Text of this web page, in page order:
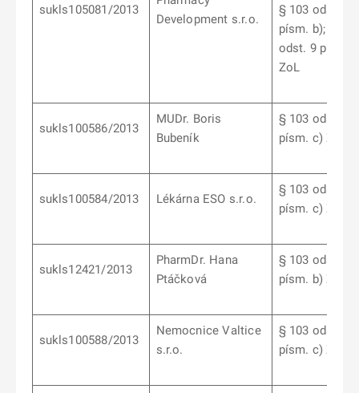
sukls105081/2013
Development s.r.o.
§ 103 odst. 7
písm. b); § 103
odst. 9 písm.
ZoL
sukls100586/2013
MUDr. Boris
Bubeník
§ 103 odst. 6
písm. c) ZoL
sukls100584/2013 Lékárna ESO s.r.o.
§ 103 odst. 6
písm. c) ZoL
sukls12421/2013
PharmDr. Hana
Ptáčková
§ 103 odst. 7
písm. b) ZoL
sukls100588/2013
Nemocnice Valtice
s.r.o.
§ 103 odst. 6
písm. c) ZoL